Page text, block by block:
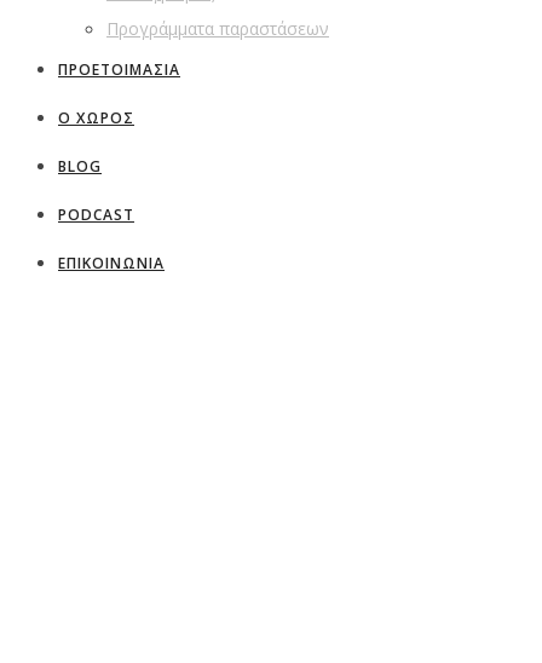
Προγράμματα παραστάσεων
ΠΡΟΕΤΟΙΜΑΣΙΑ
Ο ΧΩΡΟΣ
BLOG
PODCAST
ΕΠΙΚΟΙΝΩΝΙΑ